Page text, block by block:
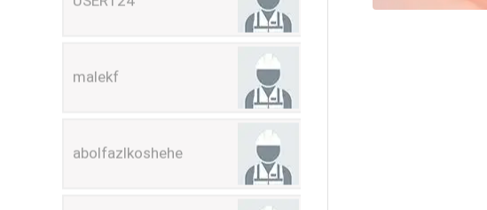
malekf
abolfazlkoshehe
abolfazlkoshehe